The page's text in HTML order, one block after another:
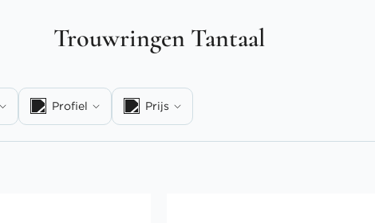
Trouwringen Tantaal
Profiel Prijs